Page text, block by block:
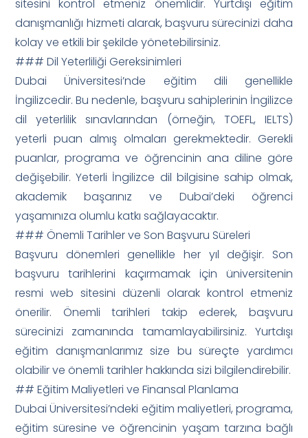
sitesini kontrol etmeniz önemlidir. Yurtdışı eğitim
danışmanlığı hizmeti alarak, başvuru sürecinizi daha
kolay ve etkili bir şekilde yönetebilirsiniz.
### Dil Yeterliliği Gereksinimleri
Dubai Üniversitesi’nde eğitim dili genellikle
İngilizcedir. Bu nedenle, başvuru sahiplerinin İngilizce
dil yeterlilik sınavlarından (örneğin, TOEFL, IELTS)
yeterli puan almış olmaları gerekmektedir. Gerekli
puanlar, programa ve öğrencinin ana diline göre
değişebilir. Yeterli İngilizce dil bilgisine sahip olmak,
akademik başarınız ve Dubai’deki öğrenci
yaşamınıza olumlu katkı sağlayacaktır.
### Önemli Tarihler ve Son Başvuru Süreleri
Başvuru dönemleri genellikle her yıl değişir. Son
başvuru tarihlerini kaçırmamak için üniversitenin
resmi web sitesini düzenli olarak kontrol etmeniz
önerilir. Önemli tarihleri takip ederek, başvuru
sürecinizi zamanında tamamlayabilirsiniz. Yurtdışı
eğitim danışmanlarımız size bu süreçte yardımcı
olabilir ve önemli tarihler hakkında sizi bilgilendirebilir.
## Eğitim Maliyetleri ve Finansal Planlama
Dubai Üniversitesi’ndeki eğitim maliyetleri, programa,
eğitim süresine ve öğrencinin yaşam tarzına bağlı